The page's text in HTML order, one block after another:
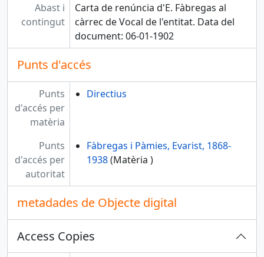
Abast i
contingut
Carta de renúncia d'E. Fàbregas al
càrrec de Vocal de l'entitat. Data del
document: 06-01-1902
Punts d'accés
Punts
d'accés per
matèria
Directius
Punts
d'accés per
autoritat
Fàbregas i Pàmies, Evarist, 1868-
1938(Matèria )
metadades de Objecte digital
Access Copies